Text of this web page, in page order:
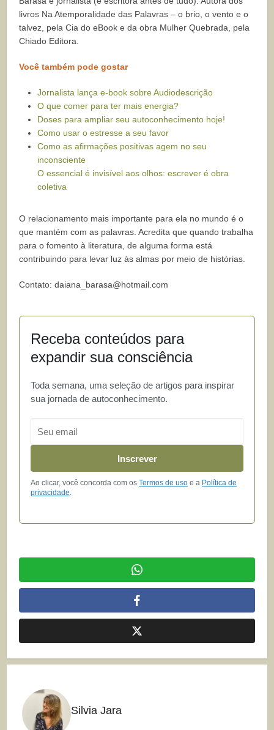
livros Na Atemporalidade das Palavras – o brio, o vento e o
talvez, pela Cia do eBook e da obra Mulher Quebrada, pela
Chiado Editora.
Você também pode gostar
Jornalista lança e-book sobre Audiodescrição
O que comer para ter mais energia?
Doses para ampliar seu autoconhecimento hoje!
Como usar o estresse a seu favor
Como as afirmações positivas agem no seu
inconsciente
O essencial é invisível aos olhos: escrever é obra
coletiva
O relacionamento mais importante para ela no mundo é o
que mantém com as palavras. Acredita que quando trabalha
para o fomento à literatura, de alguma forma está
contribuindo para levar luz às almas por meio de histórias.
Contato:daiana_barasa@hotmail.com
Receba conteúdos para
expandir sua consciência
Toda semana, uma seleção de artigos para inspirar
sua jornada de autoconhecimento.
Inscrever
Ao clicar, você concorda com osTermos de uso e a Política de
privacidade.
Silvia Jara